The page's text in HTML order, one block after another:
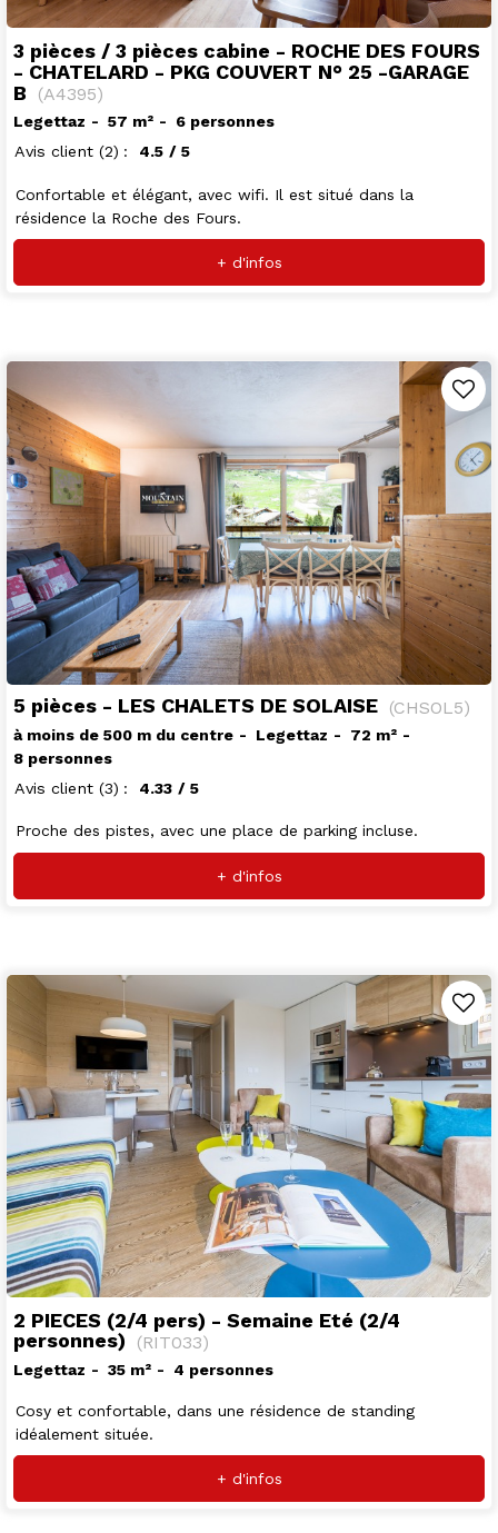
3 pièces / 3 pièces cabine - ROCHE DES FOURS
- CHATELARD - PKG COUVERT N° 25 -GARAGE
B
(A4395)
Legettaz 57 m²
6 personnes
Avis client (2) 4.5 / 5
Confortable et élégant, avec wifi. Il est situé dans la
résidence la Roche des Fours.
+ d'infos
5 pièces - LES CHALETS DE SOLAISE (CHSOL5)
à moins de 500 m du centre Legettaz 72 m²
8 personnes
Avis client (3) 4.33 / 5
Proche des pistes, avec une place de parking incluse.
+ d'infos
2 PIECES (2/4 pers) - Semaine Eté (2/4
personnes)
(RIT033)
Legettaz 35 m² 4 personnes
Cosy et confortable, dans une résidence de standing
idéalement située.
+ d'infos